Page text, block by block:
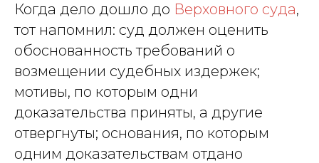
Когда дело дошло до Верховного суда,
тот напомнил: суд должен оценить
обоснованность требований о
возмещении судебных издержек;
мотивы, по которым одни
доказательства приняты, а другие
отвергнуты; основания, по которым
одним доказательствам отдано